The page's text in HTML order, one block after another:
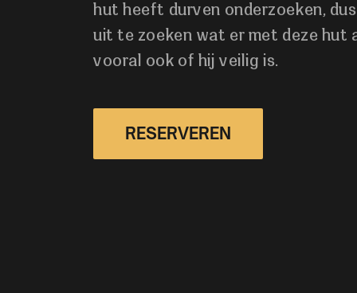
hut heeft durven onderzoeken,
uit te zoeken wat er met deze hut
vooral ook of hij veilig is.
RESERVEREN